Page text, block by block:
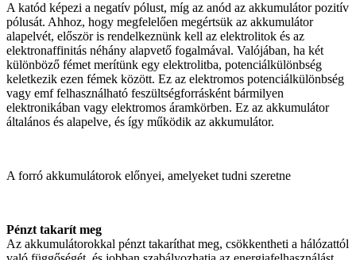
A katód képezi a negatív pólust, míg az anód az akkumulátor pozitív
pólusát. Ahhoz, hogy megfelelően megértsük az akkumulátor
alapelvét, először is rendelkeznünk kell az elektrolitok és az
elektronaffinitás néhány alapvető fogalmával. Valójában, ha két
különböző fémet merítünk egy elektrolitba, potenciálkülönbség
keletkezik ezen fémek között. Ez az elektromos potenciálkülönbség
vagy emf felhasználható feszültségforrásként bármilyen
elektronikában vagy elektromos áramkörben. Ez az akkumulátor
általános és alapelve, és így működik az akkumulátor.
A forró akkumulátorok előnyei, amelyeket tudni szeretne
Pénzt takarít meg
Az akkumulátorokkal pénzt takaríthat meg, csökkentheti a hálózattól